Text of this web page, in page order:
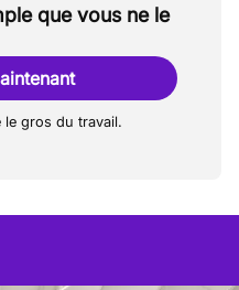
que vous ne le
le gros du travail.